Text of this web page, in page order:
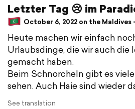
Letzter Tag 😢 im
October 6, 2022 on the Maldives ⋅
Heute machen wir einfach
Urlaubsdinge, die wir auch die
gemacht haben.
Beim Schnorcheln gibt es
sehen. Auch Haie sind wieder
See translation